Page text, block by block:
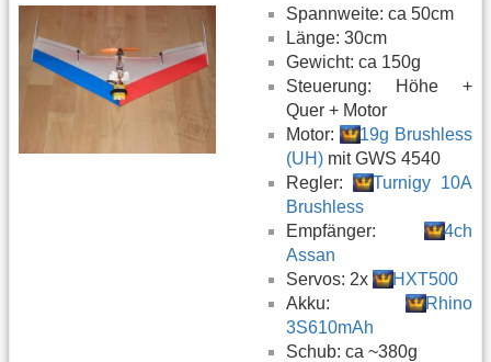
Spannweite: ca 50cm
Länge: 30cm
Gewicht: ca 150g
Steuerung: Höhe +
Quer + Motor
Motor:
19g Brushless
(UH) mit GWS 4540
Regler:
Turnigy 10A
Brushless
Empfänger:
4ch
Assan
Servos: 2x
HXT500
Akku:
Rhino
3S610mAh
Schub: ca ~380g